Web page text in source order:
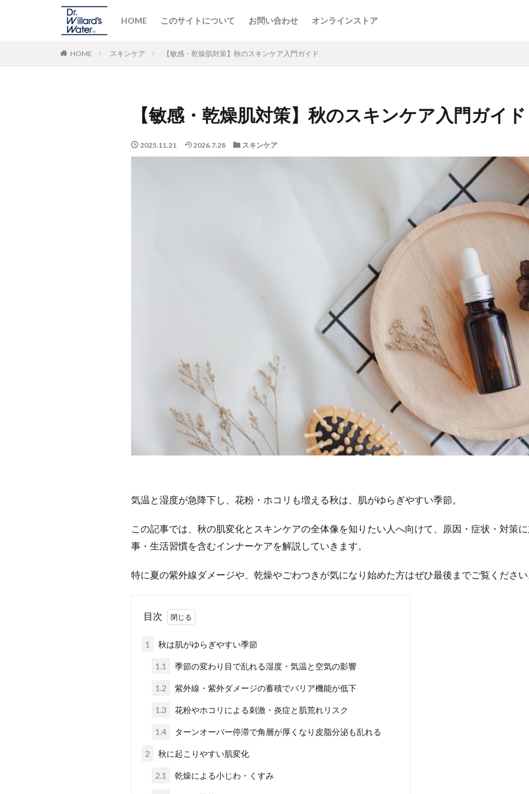
HOME このサイトについて お問い合わせ オンラインストア
HOME スキンケア 【敏感・乾燥肌対策】秋のスキンケア入門ガイド
【敏感・乾燥肌対策】秋のスキンケア入門ガイド
2025.11.21 2026.7.28 スキンケア
気温と湿度が急降下し、花粉・ホコリも増える秋は、肌がゆらぎやすい季節。
この記事では、秋の肌変化とスキンケアの全体像を知りたい人へ向けて、原因・症状・対策
事・生活習慣を含むインナーケアを解説していきます。
特に夏の紫外線ダメージや、乾燥やごわつきが気になり始めた方はぜひ最後までご覧くださ
目次
1 秋は肌がゆらぎやすい季節
1.1 季節の変わり目で乱れる湿度・気温と空気の影響
1.2 紫外線・紫外ダメージの蓄積でバリア機能が低下
1.3 花粉やホコリによる刺激・炎症と肌荒れリスク
1.4 ターンオーバー停滞で角層が厚くなり皮脂分泌も乱れる
2 秋に起こりやすい肌変化
2.1 乾燥による小じわ・くすみ